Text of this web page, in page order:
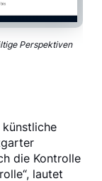
Perspektiven
die Kontrolle
lautet